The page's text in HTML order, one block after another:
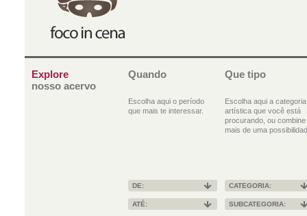
Explore
nosso acervo
Quando
Escolha aqui o período
que mais te interessar.
Que tipo
Escolha aqui a categoria
artística que você está
procurando, ou combine
mais de uma
DE:
ATÉ:
CATEGORIA:
SUBCATEGORIA: